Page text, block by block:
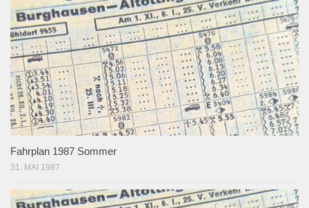
Fahrplan 1987 Sommer
31. MAI 1987